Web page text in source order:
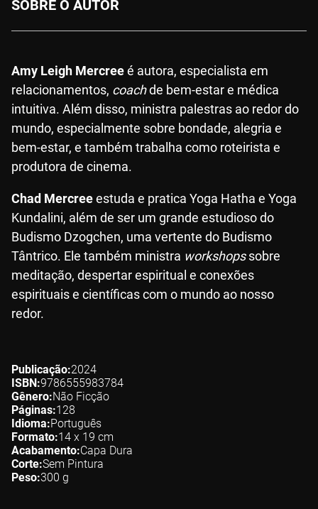
SOBRE O AUTOR
Amy Leigh Mercreeé autora, especialista em
relacionamentos, coachde bem-estar e médica
intuitiva. Além disso, ministra palestras ao redor do
mundo, especialmente sobre bondade, alegria e
bem-estar, e também trabalha como roteirista e
produtora de cinema.
Chad Mercreeestuda e pratica Yoga Hatha e Yoga
Kundalini, além de ser um grande estudioso do
Budismo Dzogchen, uma vertente do Budismo
Tântrico. Ele também ministra workshopssobre
meditação, despertar espiritual e conexões
espirituais e científicas com o mundo ao nosso
redor.
Publicação 2024
ISBN 9786555983784
Gênero Não Ficção
Páginas 128
Idioma Português
Formato 14 x 19 cm
Acabamento Capa Dura
Corte Sem Pintura
Peso 300 g